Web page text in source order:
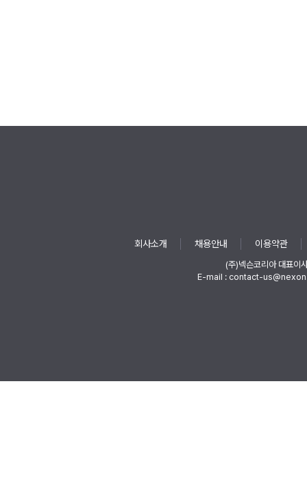
회사소개 채용안내 이용약관
(주)넥슨코리아 대표이
E-mail : contact-